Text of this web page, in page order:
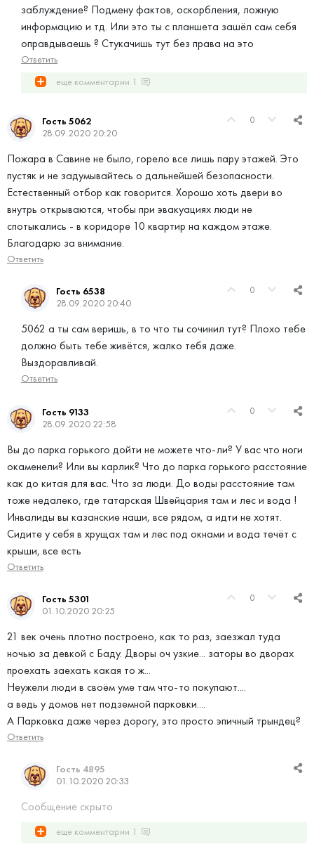
заблуждение? Подмену фактов, оскорбления, ложную
информацию и тд. Или это ты с планшета зашёл сам себя
оправдываешь ? Стукачишь тут без права на это
Ответить
еще комментарии 1
0
Гость 5062
28.09.2020 20:20
Пожара в Савине не было, горело все лишь пару этажей. Это
пустяк и не задумывайтесь о дальнейшей безопасности.
Естественный отбор как говорится. Хорошо хоть двери во
внутрь открываются, чтобы при эвакуациях люди не
спотыкались - в коридоре 10 квартир на каждом этаже.
Благодарю за внимание.
Ответить
0
Гость 6538
28.09.2020 20:40
5062 а ты сам веришь, в то что ты сочинил тут? Плохо тебе
должно быть тебе живётся, жалко тебя даже.
Выздоравливай.
Ответить
0
Гость 9133
28.09.2020 22:58
Вы до парка горького дойти не можете что-ли? У вас что ноги
окаменели? Или вы карлик? Что до парка горького расстояние
как до китая для вас. Что за люди. До воды расстояние там
тоже недалеко, где татарская Швейцария там и лес и вода !
Инвалиды вы казанские наши, все рядом, а идти не хотят.
Сидите у себя в хрущах там и лес под окнами и вода течёт с
крыши, все есть
Ответить
0
Гость 5301
01.10.2020 20:25
21 век очень плотно построено, как то раз, заезжал туда
ночью за девкой с Баду. Дворы оч узкие... заторы во дворах
проехать заехать какая то ж...
Неужели люди в своём уме там что-то покупают....
а ведь у домов нет подземной парковки....
А Парковка даже через дорогу, это просто эпичный трындец?
Ответить
Гость 4895
01.10.2020 20:33
Сообщение скрыто
еще комментарии 1